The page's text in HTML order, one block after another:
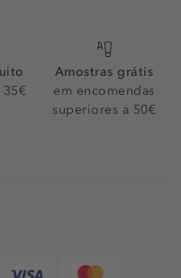
Amostras grátis
em encomendas
superiores a 50€